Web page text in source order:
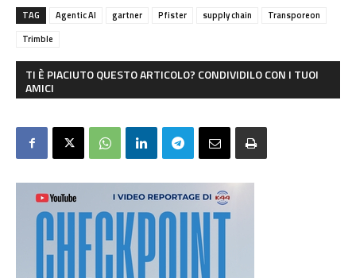
TAG Agentic AI gartner Pfister supply chain
Transporeon
Trimble
TI È PIACIUTO QUESTO ARTICOLO? CONDIVIDILO CON I TUOI
AMICI